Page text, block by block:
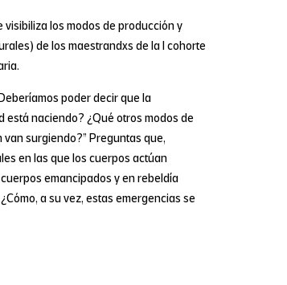
los modos de producción y
de los maestrandxs de la I cohorte
poder decir que la
naciendo? ¿Qué otros modos de
surgiendo?” Preguntas que,
en las que los cuerpos actúan
emancipados y en rebeldía
a su vez, estas emergencias se